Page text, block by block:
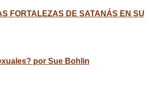
FORTALEZAS DE SATANÁS EN SU
por Sue Bohlin